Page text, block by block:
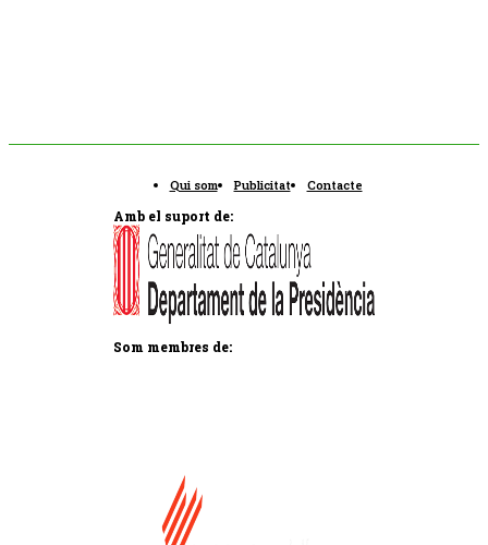
Qui som Publicitat Contacte
Amb el suport de:
Som membres de: